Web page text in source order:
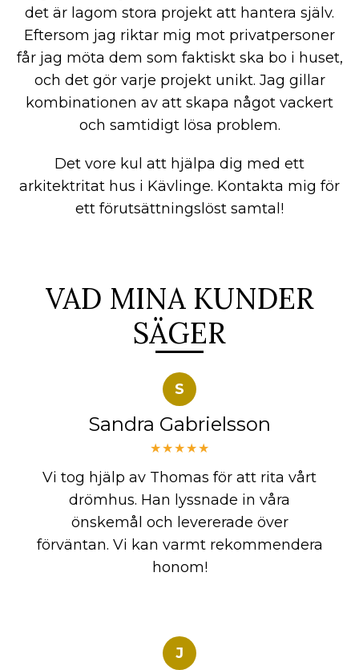
det är lagom stora projekt att hantera själv.
Eftersom jag riktar mig mot privatpersoner
får jag möta dem som faktiskt ska bo i huset,
och det gör varje projekt unikt. Jag gillar
kombinationen av att skapa något vackert
och samtidigt lösa problem.
Det vore kul att hjälpa dig med ett
arkitektritat hus i Kävlinge. Kontakta mig för
ett förutsättningslöst samtal!
VAD MINA KUNDER
SÄGER
S
Sandra Gabrielsson
★★★★★
Vi tog hjälp av Thomas för att rita vårt
drömhus. Han lyssnade in våra
önskemål och levererade över
förväntan. Vi kan varmt rekommendera
honom!
J